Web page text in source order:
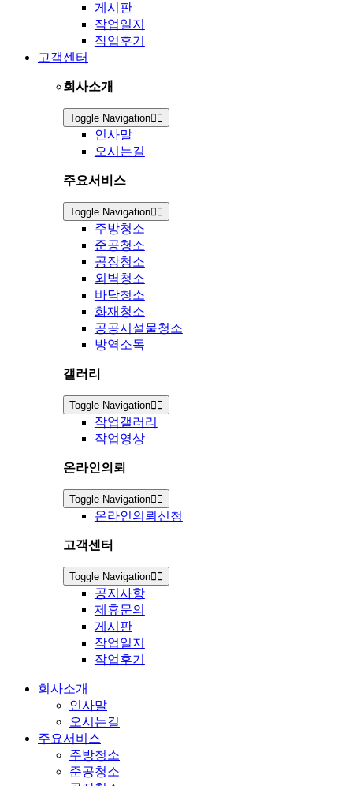
게시판
작업일지
작업후기
고객센터
회사소개
Toggle Navigation
인사말
오시는길
주요서비스
Toggle Navigation
주방청소
준공청소
공장청소
외벽청소
바닥청소
화재청소
공공시설물청소
방역소독
갤러리
Toggle Navigation
작업갤러리
작업영상
온라인의뢰
Toggle Navigation
온라인의뢰신청
고객센터
Toggle Navigation
공지사항
제휴문의
게시판
작업일지
작업후기
회사소개
인사말
오시는길
주요서비스
주방청소
준공청소